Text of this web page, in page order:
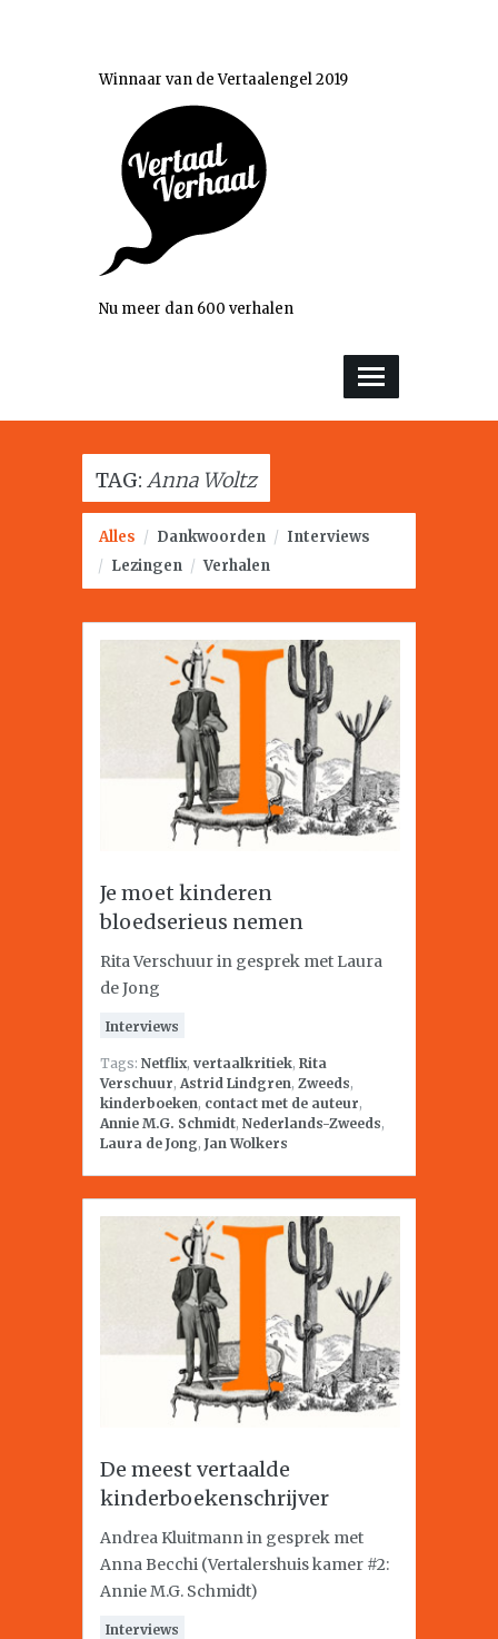
Winnaar van de Vertaalengel 2019
Nu meer dan 600 verhalen
TAG: Anna Woltz
Alles / Dankwoorden / Interviews
/ Lezingen / Verhalen
Je moet kinderen
bloedserieus nemen
Rita Verschuur in gesprek met Laura
de Jong
Interviews
Tags: Netflix, vertaalkritiek, Rita
Verschuur, Astrid Lindgren, Zweeds,
kinderboeken, contact met de auteur,
Annie M.G. Schmidt, Nederlands-Zweeds,
Laura de Jong, Jan Wolkers
De meest vertaalde
kinderboekenschrijver
Andrea Kluitmann in gesprek met
Anna Becchi (Vertalershuis kamer #2:
Annie M.G. Schmidt)
Interviews